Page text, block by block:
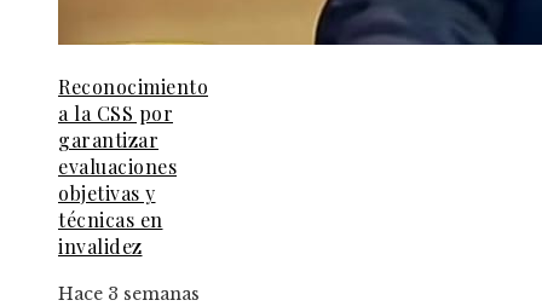
Reconocimiento
a la CSS por
garantizar
evaluaciones
objetivas y
técnicas en
invalidez
Hace 3 semanas